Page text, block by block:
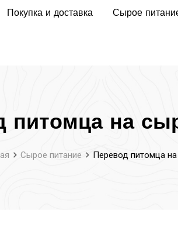
Покупка и доставка Сырое
питомца на
Сырое питание Перевод питомца